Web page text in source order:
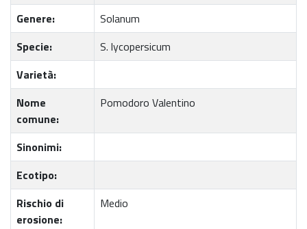
Genere:
Solanum
Specie:
S. lycopersicum
Varietà:
Nome
comune:
Pomodoro Valentino
Sinonimi:
Ecotipo:
Rischio di
erosione:
Medio